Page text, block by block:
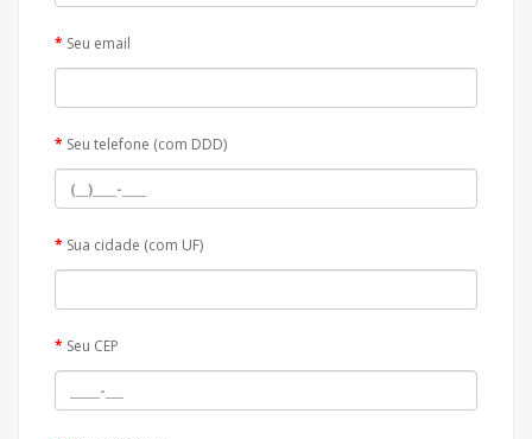
Seu email
Seu telefone (com DDD)
Sua cidade (com UF)
Seu CEP